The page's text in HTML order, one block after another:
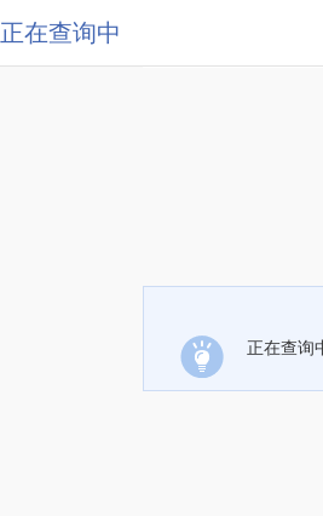
正在查询中
正在查询